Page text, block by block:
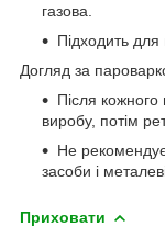
газова.
Підходить
Догляд за
Після
виробу, потім
Не
засоби і
Приховати